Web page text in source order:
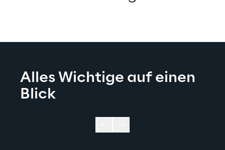
Alles Wichtige auf einen
Blick